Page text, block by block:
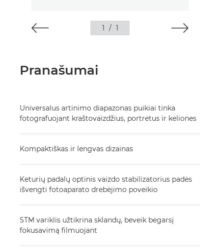
1 / 1
Pranašumai
Universalus artinimo diapazonas puikiai tinka
fotografuojant kraštovaizdžius, portretus ir keliones
Kompaktiškas ir lengvas dizainas
Keturių padalų optinis vaizdo stabilizatorius padės
išvengti fotoaparato drebėjimo poveikio
STM variklis užtikrina sklandų, beveik begarsį
fokusavimą filmuojant